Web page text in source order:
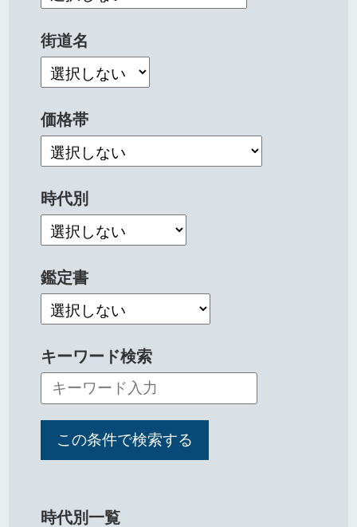
街道名
価格帯
時代別
鑑定書
キーワード検索
時代別一覧